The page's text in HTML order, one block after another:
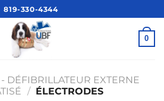
819-330-4344
0
DÉFIBRILLATEUR EXTERNE
/ ÉLECTRODES